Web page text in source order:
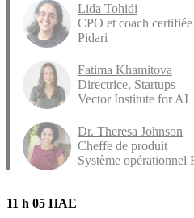
Lida Tohidi
CPO et coach certifiée
Pidari
Fatima Khamitova
Directrice, Startups
Vector Institute for AI
Dr. Theresa Johnson
Cheffe de produit
Système
11 h 05 HAE